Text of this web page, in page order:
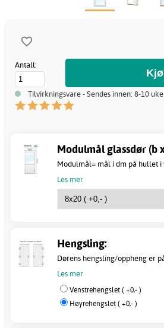
Antall:
Tilvirkningsvare - Sendes innen: 8-10
Modulmål glassdør (b
Modulmål= mål i dm på hullet i
Les mer
Hengsling:
Dørens hengsling/oppheng er
Les mer
Venstrehengslet ( +0,- )
Høyrehengslet ( +0,- )